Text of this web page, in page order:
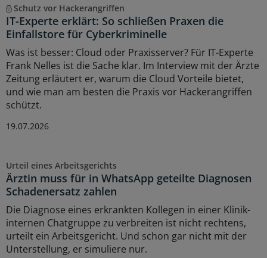
Schutz vor Hackerangriffen
IT-Experte erklärt: So schließen Praxen die
Einfallstore für Cyberkriminelle
Was ist besser: Cloud oder Praxisserver? Für IT-Experte
Frank Nelles ist die Sache klar. Im Interview mit der Ärzte
Zeitung erläutert er, warum die Cloud Vorteile bietet,
und wie man am besten die Praxis vor Hackerangriffen
schützt.
19.07.2026
Urteil eines Arbeitsgerichts
Ärztin muss für in WhatsApp geteilte Diagnosen
Schadenersatz zahlen
Die Diagnose eines erkrankten Kollegen in einer Klinik-
internen Chatgruppe zu verbreiten ist nicht rechtens,
urteilt ein Arbeitsgericht. Und schon gar nicht mit der
Unterstellung, er simuliere nur.